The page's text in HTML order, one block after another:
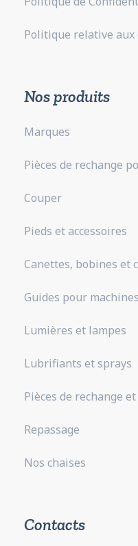
Politique relative aux
Nos produits
Marques
Pièces de rechange
Couper
Pieds et accessoires
Canettes, bobines et
Guides pour
Lumières et lampes
Lubrifiants et sprays
Pièces de rechange
Repassage
Nos chaises
Contacts